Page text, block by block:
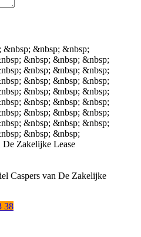
De Zakelijke
38